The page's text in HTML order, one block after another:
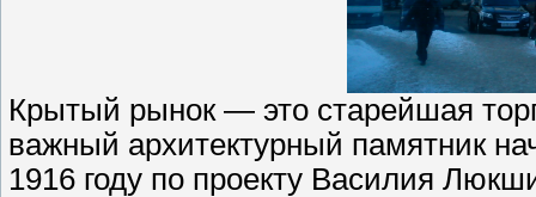
Крытый рынок — это старейшая
важный архитектурный памятник
1916 году по проекту Василия